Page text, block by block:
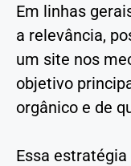
Em linhas
a relevância,
um site nos
objetivo
orgânico e de
Essa